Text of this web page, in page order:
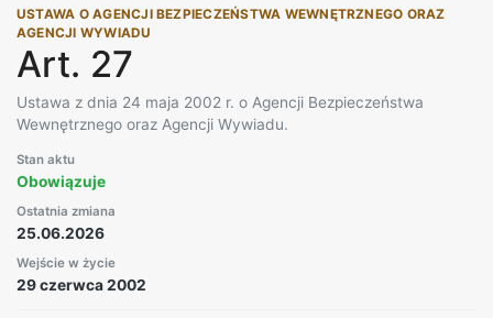
USTAWA O AGENCJI BEZPIECZEŃSTWA WEWNĘTRZNEGO ORAZ
AGENCJI WYWIADU
Art. 27
Ustawa z dnia 24 maja 2002 r. o Agencji Bezpieczeństwa
Wewnętrznego oraz Agencji Wywiadu.
Stan aktu
Obowiązuje
Ostatnia zmiana
25.06.2026
Wejście w życie
29 czerwca 2002